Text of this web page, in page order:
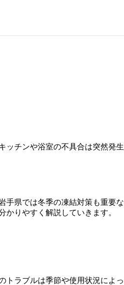
チンや浴室の不具合は突然発
県では冬季の凍結対策も重要
りやすく解説していきます。
ラブルは季節や使用状況によ